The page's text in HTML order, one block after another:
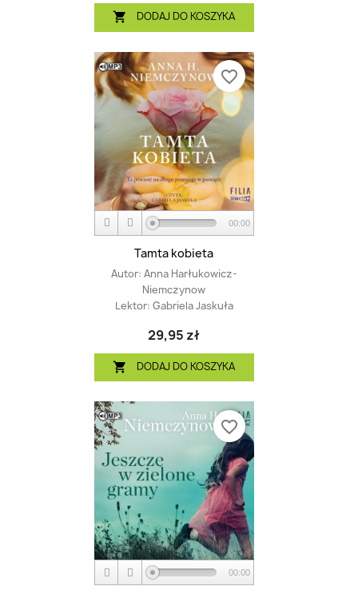
 DODAJ DO KOSZYKA
00:00
Tamta kobieta
Autor: Anna Harłukowicz-
Niemczynow
Lektor: Gabriela Jaskuła
29,95 zł
 DODAJ DO KOSZYKA
favorite_border
00:00
favorite_border